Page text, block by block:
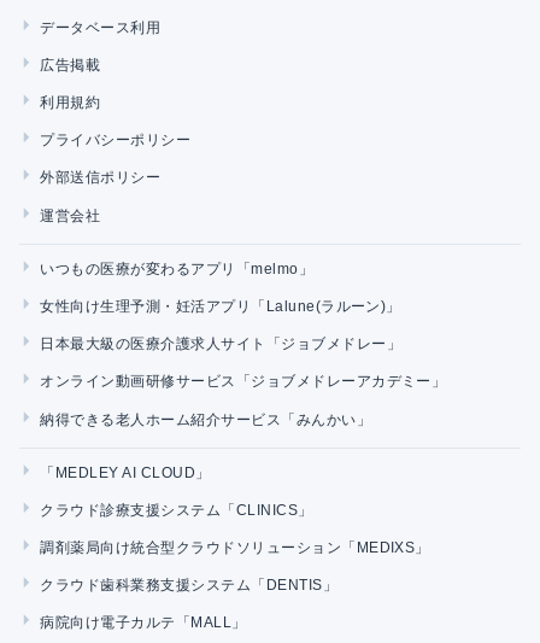
データベース利用
広告掲載
利用規約
プライバシーポリシー
外部送信ポリシー
運営会社
いつもの医療が変わるアプリ「melmo」
女性向け生理予測・妊活アプリ「Lalune(ラルーン)」
日本最大級の医療介護求人サイト「ジョブメドレー」
オンライン動画研修サービス「ジョブメドレーアカデミー」
納得できる老人ホーム紹介サービス「みんかい」
「MEDLEY AI CLOUD」
クラウド診療支援システム「CLINICS」
調剤薬局向け統合型クラウドソリューション「MEDIXS」
クラウド歯科業務支援システム「DENTIS」
病院向け電子カルテ「MALL」